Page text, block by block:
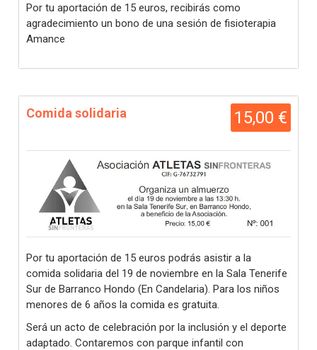
Por tu aportación de 15 euros, recibirás como
agradecimiento un bono de una sesión de fisioterapia
Amance
15,00 €
Comida solidaria
Por tu aportación de 15 euros podrás asistir a la
comida solidaria del 19 de noviembre en la Sala Tenerife
Sur de Barranco Hondo (En Candelaria). Para los niños
menores de 6 años la comida es gratuita.
Será un acto de celebración por la inclusión y el deporte
adaptado. Contaremos con parque infantil con